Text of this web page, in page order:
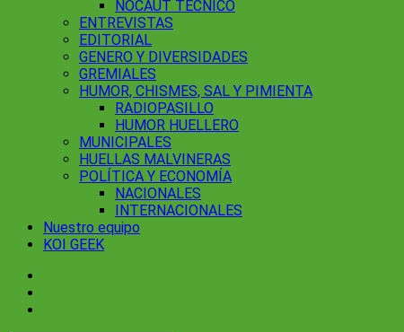
NOCAUT TECNICO
ENTREVISTAS
EDITORIAL
GENERO Y DIVERSIDADES
GREMIALES
HUMOR, CHISMES, SAL Y PIMIENTA
RADIOPASILLO
HUMOR HUELLERO
MUNICIPALES
HUELLAS MALVINERAS
POLÍTICA Y ECONOMÍA
NACIONALES
INTERNACIONALES
Nuestro equipo
KOI GEEK